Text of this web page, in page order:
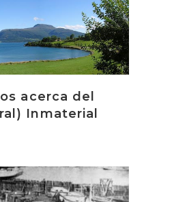
acerca del
Inmaterial